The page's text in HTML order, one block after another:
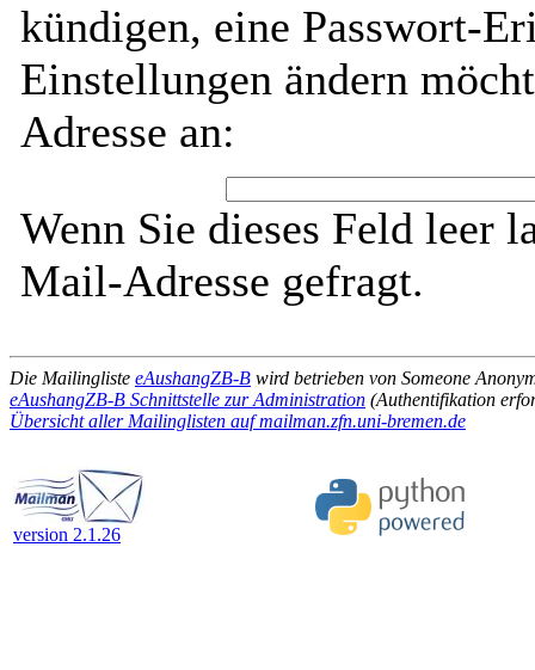
kündigen, eine Passwort-
Einstellungen ändern
Adresse an:
Wenn Sie dieses Feld leer
Mail-Adresse gefragt.
Die Mailingliste eAushangZB-B wird betrieben von Someone
eAushangZB-B Schnittstelle zur Administration (Authentifikation
Übersicht aller Mailinglisten auf mailman.zfn.uni-bremen.de
version 2.1.26